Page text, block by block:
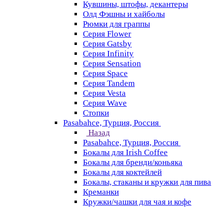
Кувшины, штофы, декантеры
Олд Фэшны и хайболы
Рюмки для граппы
Серия Flower
Серия Gatsby
Серия Infinity
Серия Sensation
Серия Space
Серия Tandem
Серия Vesta
Серия Wave
Стопки
Pasabahce, Турция, Россия
Назад
Pasabahce, Турция, Россия
Бокалы для Irish Coffee
Бокалы для бренди/коньяка
Бокалы для коктейлей
Бокалы, стаканы и кружки для пива
Креманки
Кружки/чашки для чая и кофе